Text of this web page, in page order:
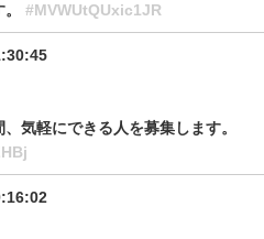
#MVWUtQUxic1JR
気軽にできる人を募集します。